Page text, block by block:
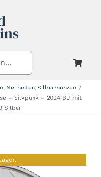
Neuheiten Silbermünzen
– Silkpunk – 2024 BU mit
Silber